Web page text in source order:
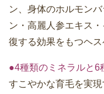
ン、身体のホルモン
ン・高麗人参エキス
復する効果をもつヘス
●4種類のミネラルと6
すこやかな育毛を実